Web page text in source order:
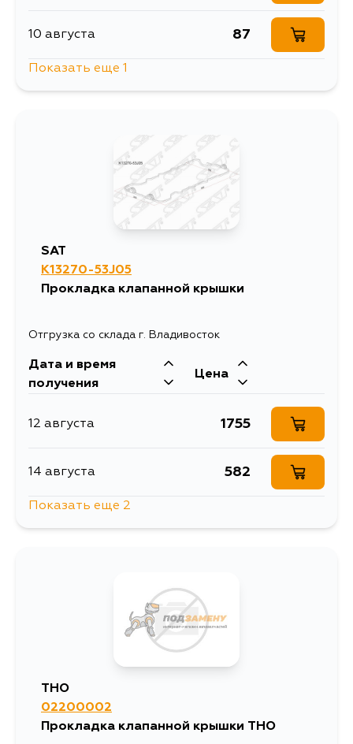
10 августа 87
Показать еще 1
SAT
K13270-53J05
Прокладка клапанной крышки
Отгрузка со склада г. Владивосток
Дата и время
получения
Цена
12 августа 1755
14 августа 582
Показать еще 2
THO
02200002
Прокладка клапанной крышки THO